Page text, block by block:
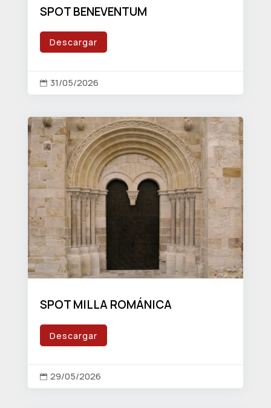
SPOT BENEVENTUM
Descargar
 31/05/2026
SPOT MILLA ROMÁNICA
Descargar
 29/05/2026